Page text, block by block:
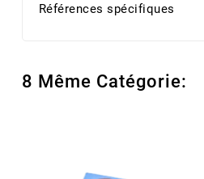
Références spécifiques
8 Même Catégorie: